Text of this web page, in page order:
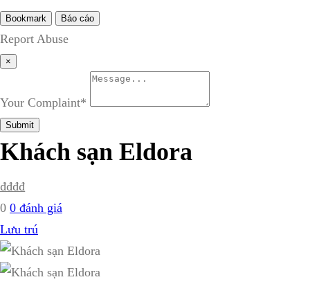
Bookmark Báo cáo
Report Abuse
×
Your Complaint*
Submit
Khách sạn Eldora
₫₫₫₫
0 0 đánh giá
Lưu trú